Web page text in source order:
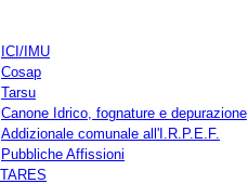
ICI /IMU
Cosap
Tarsu
Canone Idrico, fognature e depurazione
Addizionale comunale all'I.R.P.E.F.
Pubbliche Affissioni
TARES